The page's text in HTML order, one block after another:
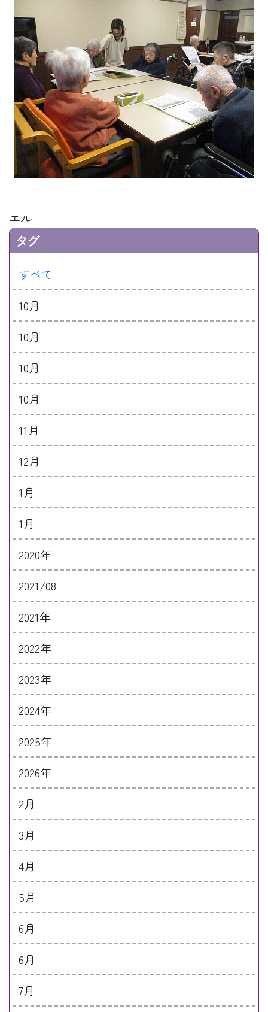
エル
タグ
すべて
10月
10月
10月
10月
11月
12月
1月
1月
2020年
2021/08
2021年
2022年
2023年
2024年
2025年
2026年
2月
3月
4月
5月
6月
6月
7月